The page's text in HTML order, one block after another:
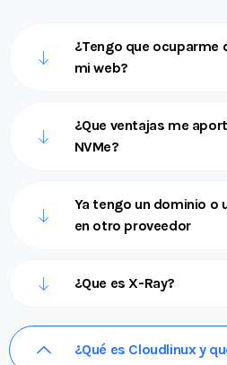
¿Tengo que ocuparme
mi web?
¿Que ventajas me
NVMe?
Ya tengo un dominio o
en otro proveedor
¿Que es X-Ray?
¿Qué es Cloudlinux y